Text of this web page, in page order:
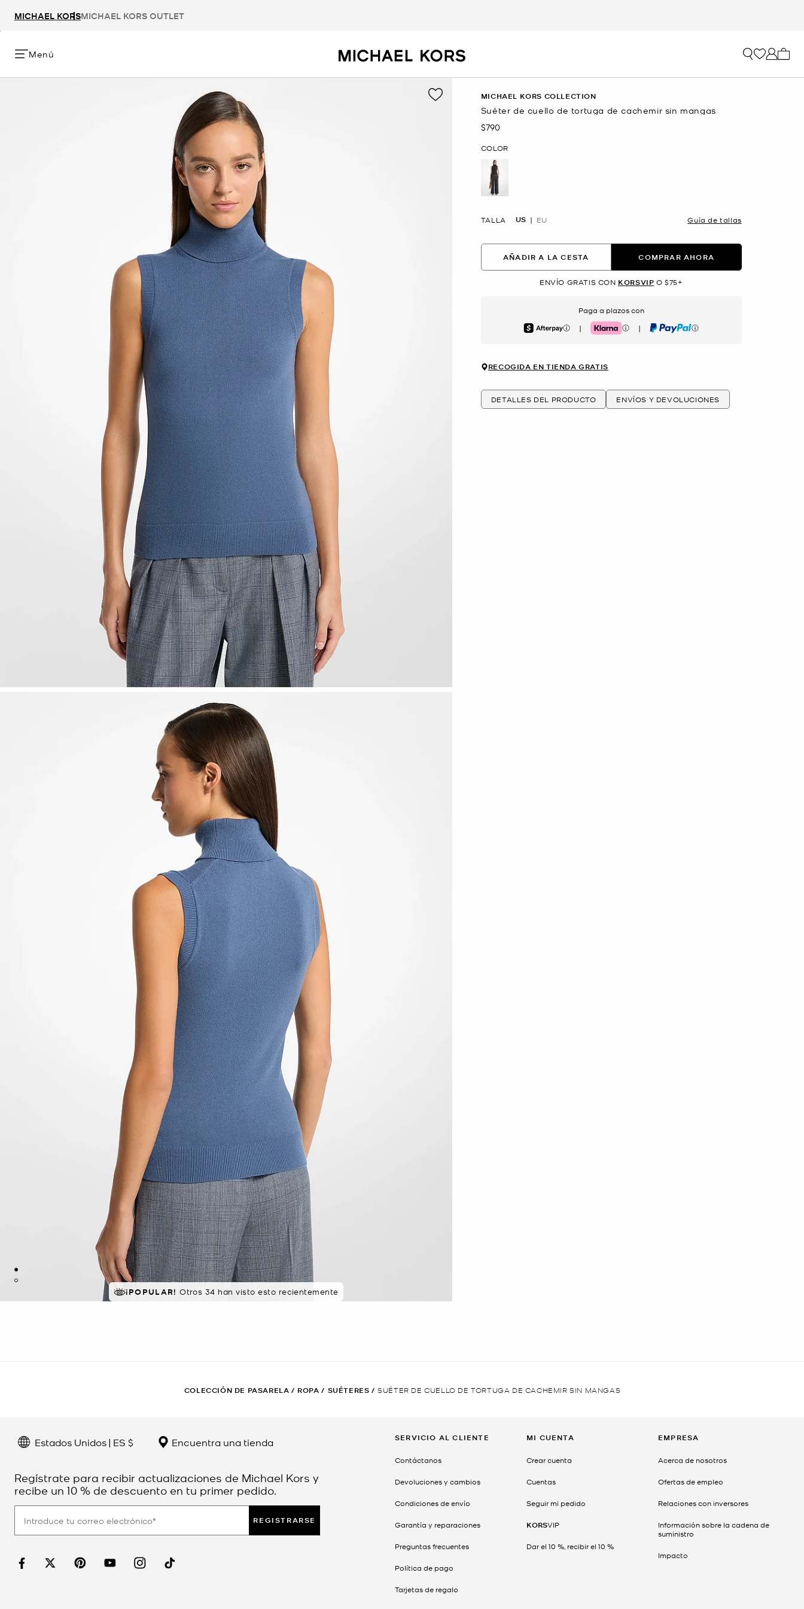
MICHAEL KORSMICHAEL KORS OUTLET
Menú
¡POPULAR! Otros 34 han visto esto recientemente
MICHAEL KORS COLLECTION
Suéter de cuello de tortuga de cachemir sin mangas
Ahora
$790
COLOR
TALLA US EU Guía de tallas
AÑADIR A LA CESTA COMPRAR AHORA
ENVÍO GRATIS CON KORSVIP O $75+
Paga a plazos con
Afterpay | Klarna | PayPal
RECOGIDA EN TIENDA GRATIS
DETALLES DEL PRODUCTO ENVÍOS Y DEVOLUCIONES
COLECCIÓN DE PASARELA / ROPA / SUÉTERES / SUÉTER DE CUELLO DE TORTUGA DE CACHEMIR SIN MANGAS
Estados Unidos | ES $ Encuentra una tienda
Regístrate para recibir actualizaciones de Michael Kors y
recibe un 10 % de descuento en tu primer pedido.
REGISTRARSE
SERVICIO AL CLIENTE
Contáctanos
Devoluciones y cambios
Condiciones de envío
Garantía y reparaciones
Preguntas frecuentes
Política de pago
Tarjetas de regalo
MI CUENTA
Crear cuenta
Cuentas
Seguir mi pedido
KORSVIP
Dar el 10 %, recibir el 10 %
EMPRESA
Acerca de nosotros
Ofertas de empleo
Relaciones con inversores
Información sobre la cadena de
suministro
Impacto